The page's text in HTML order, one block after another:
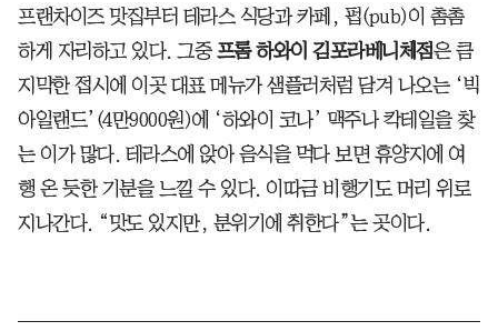
프랜차이즈 맛집부터 테라스 식당과 카페, 펍(pub)이 촘촘
하게 자리하고 있다. 그중 프롬 하와이 김포라베니체점은 큼
지막한 접시에 이곳 대표 메뉴가 샘플러처럼 담겨 나오는 ‘빅
아일랜드’(4만9000원)에 ‘하와이 코나’ 맥주나 칵테일을 찾
는 이가 많다. 테라스에 앉아 음식을 먹다 보면 휴양지에 여
행 온 듯한 기분을 느낄 수 있다. 이따금 비행기도 머리 위로
지나간다. “맛도 있지만, 분위기에 취한다”는 곳이다.